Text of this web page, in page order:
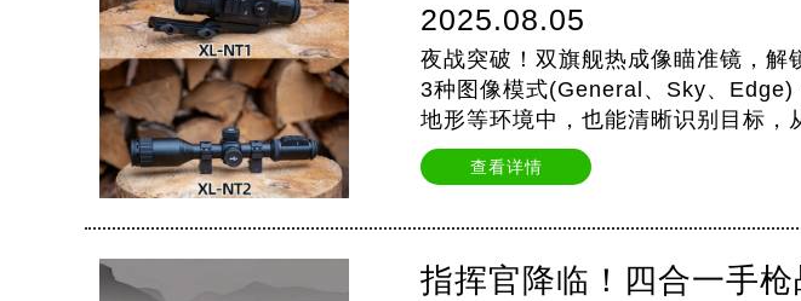
2025.08.05
夜战突破！双旗舰热成像瞄准镜，
3种图像模式(General、Sky、
地形等环境中，也能清晰识别目标
模式*Sky模式*Edge模式二、弹道计…
查看详情
指挥官降临！四合一手